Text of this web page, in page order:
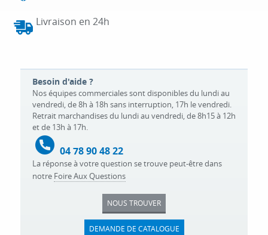
Livraison en 24h
Besoin d'aide ?
Nos équipes commerciales sont disponibles du lundi au
vendredi, de 8h à 18h sans interruption, 17h le vendredi.
Retrait marchandises du lundi au vendredi, de 8h15 à 12h
et de 13h à 17h.
04 78 90 48 22
La réponse à votre question se trouve peut-être dans
notre Foire Aux Questions
NOUS TROUVER
DEMANDE DE CATALOGUE